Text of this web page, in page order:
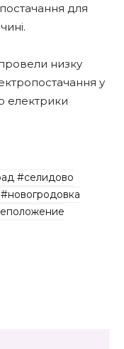
для
низку
у
електрики
#селидово